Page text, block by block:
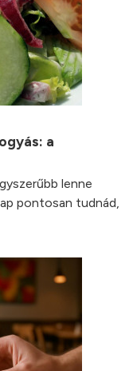
a
lenne
pontosan tudnád,